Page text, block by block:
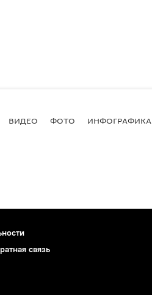
ВИДЕО ФОТО ИНФОГРАФИКА
связь